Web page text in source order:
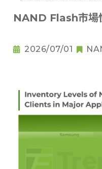
NAND Flash市場
2026/07/01